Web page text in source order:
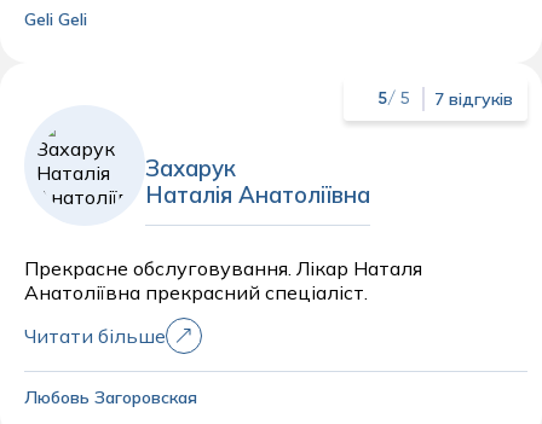
Geli Geli
5/ 5 7 відгуків
Захарук
Наталія Анатоліївна
Прекрасне обслуговування. Лікар Наталя
Анатоліївна прекрасний спеціаліст.
Читати більше
Любовь Загоровская